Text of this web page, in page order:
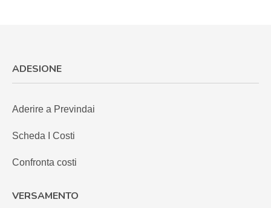
ADESIONE
Aderire a Previndai
Scheda I Costi
Confronta costi
VERSAMENTO